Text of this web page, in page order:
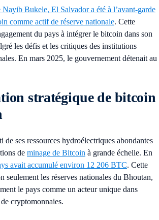
Nayib Bukele, El Salvador a été à l’avant-garde
comme actif de réserve nationale. Cette
du pays à intégrer le bitcoin dans son
les défis et les critiques des institutions
En mars 2025, le gouvernement détenait au
stratégique de bitcoin
ses ressources hydroélectriques abondantes
de minage de Bitcoin à grande échelle. En
avait accumulé environ 12 206 BTC. Cette
seulement les réserves nationales du Bhoutan,
le pays comme un acteur unique dans
cryptomonnaies.